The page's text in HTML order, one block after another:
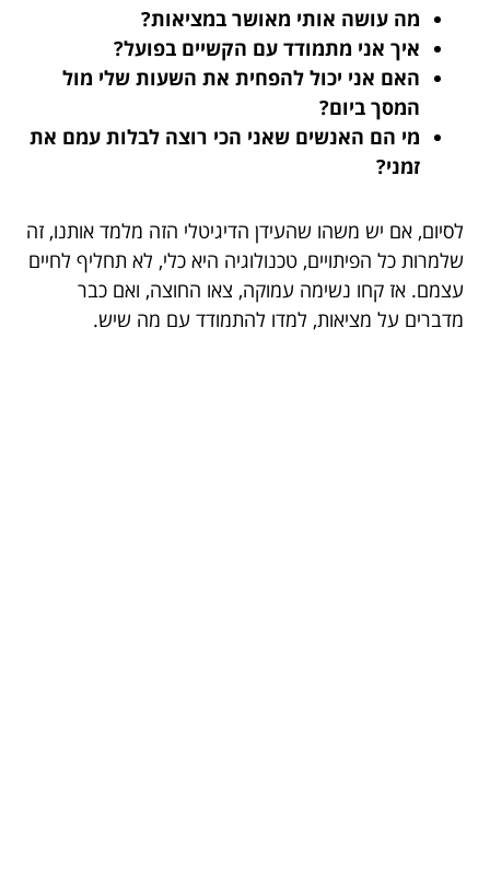
מה עושה אותי מאושר במציאות?
איך אני מתמודד עם הקשיים בפועל?
האם אני יכול להפחית את השעות שלי מול
המסך ביום?
מי הם האנשים שאני הכי רוצה לבלות עמם את
זמני?
לסיום, אם יש משהו שהעידן הדיגיטלי הזה מלמד אותנו, זה
שלמרות כל הפיתויים, טכנולוגיה היא כלי, לא תחליף לחיים
עצמם. אז קחו נשימה עמוקה, צאו החוצה, ואם כבר
מדברים על מציאות, למדו להתמודד עם מה שיש.